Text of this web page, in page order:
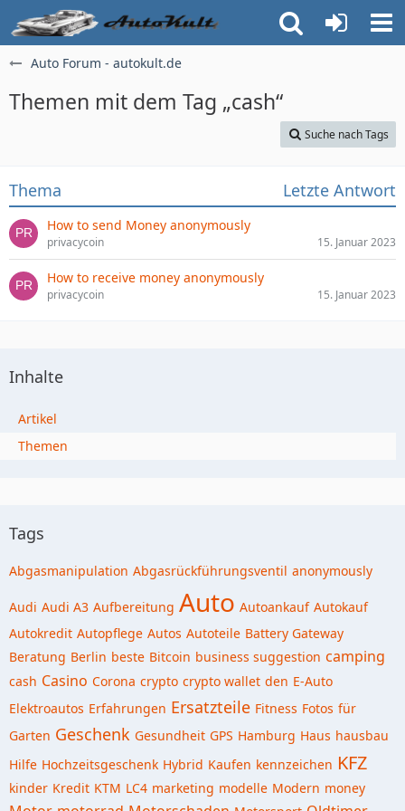
Auto Forum - autokult.de
Themen mit dem Tag „cash“
Suche nach Tags
Thema Letzte Antwort
How to send Money anonymously
privacycoin 15. Januar 2023
How to receive money anonymously
privacycoin 15. Januar 2023
Inhalte
Artikel
Themen
Tags
Abgasmanipulation Abgasrückführungsventil anonymously
Audi Audi A3 Aufbereitung Auto Autoankauf Autokauf
Autokredit Autopflege Autos Autoteile Battery Gateway
Beratung Berlin beste Bitcoin business suggestion camping
cash Casino Corona crypto crypto wallet den E-Auto
Elektroautos Erfahrungen Ersatzteile Fitness Fotos für
Garten Geschenk Gesundheit GPS Hamburg Haus hausbau
Hilfe Hochzeitsgeschenk Hybrid Kaufen kennzeichen KFZ
kinder Kredit KTM LC4 marketing modelle Modern money